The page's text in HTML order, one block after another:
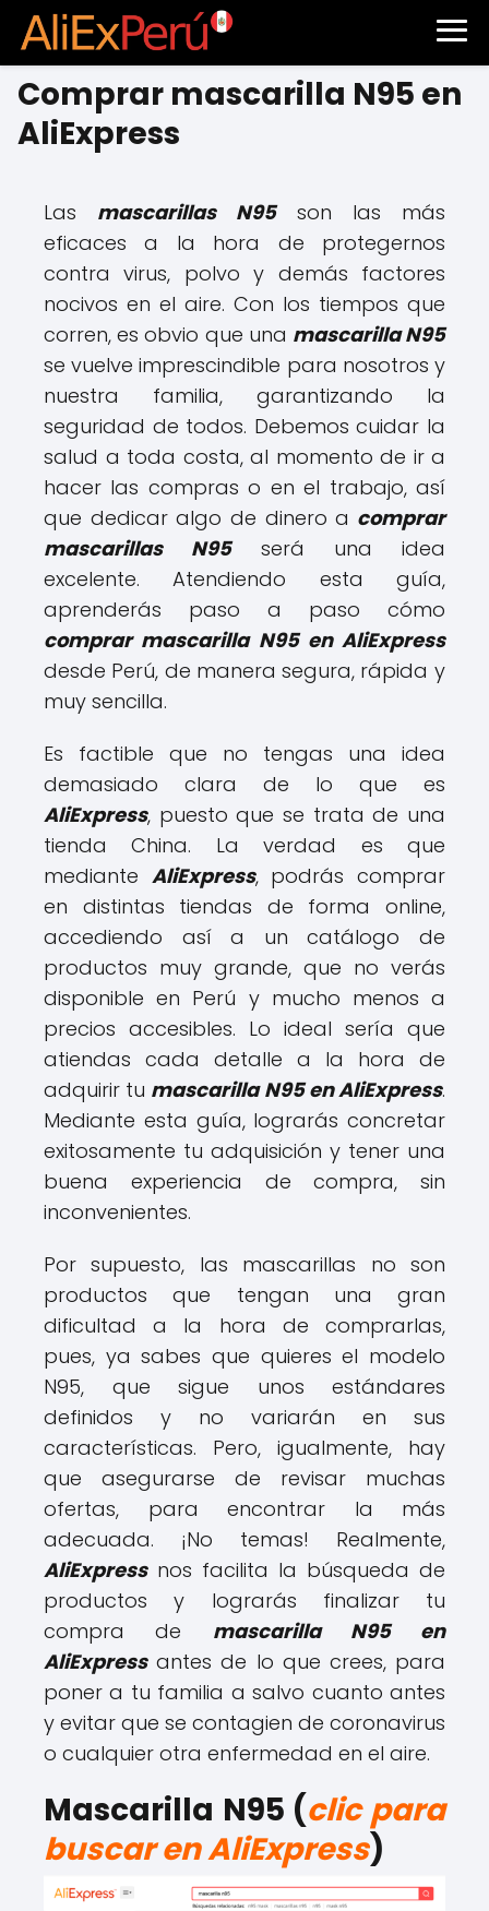
Comprar mascarilla N95 en
AliExpress
Las mascarillas N95son las más
eficaces a la hora de protegernos
contra virus, polvo y demás factores
nocivos en el aire. Con los tiempos que
corren, es obvio que una mascarilla N95
se vuelve imprescindible para nosotros y
nuestra familia, garantizando la
seguridad de todos. Debemos cuidar la
salud a toda costa, al momento de ir a
hacer las compras o en el trabajo, así
que dedicar algo de dinero a comprar
mascarillas N95será una idea
excelente. Atendiendo esta guía,
aprenderás paso a paso cómo
comprar mascarilla N95 en AliExpress
desde Perú, de manera segura, rápida y
muy sencilla.
Es factible que no tengas una idea
demasiado clara de lo que es
AliExpress, puesto que se trata de una
tienda China. La verdad es que
mediante AliExpress, podrás comprar
en distintas tiendas de forma online,
accediendo así a un catálogo de
productos muy grande, que no verás
disponible en Perú y mucho menos a
precios accesibles. Lo ideal sería que
atiendas cada detalle a la hora de
adquirir tu mascarilla N95 en AliExpress.
Mediante esta guía, lograrás concretar
exitosamente tu adquisición y tener una
buena experiencia de compra, sin
inconvenientes.
Por supuesto, las mascarillas no son
productos que tengan una gran
dificultad a la hora de comprarlas,
pues, ya sabes que quieres el modelo
N95, que sigue unos estándares
definidos y no variarán en sus
características. Pero, igualmente, hay
que asegurarse de revisar muchas
ofertas, para encontrar la más
adecuada. ¡No temas! Realmente,
AliExpressnos facilita la búsqueda de
productos y lograrás finalizar tu
compra de mascarilla N95 en
AliExpressantes de lo que crees, para
poner a tu familia a salvo cuanto antes
y evitar que se contagien de coronavirus
o cualquier otra enfermedad en el aire.
Mascarilla N95 (clic para
buscar en AliExpress)